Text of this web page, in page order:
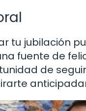
tu jubilación
fuente de
de